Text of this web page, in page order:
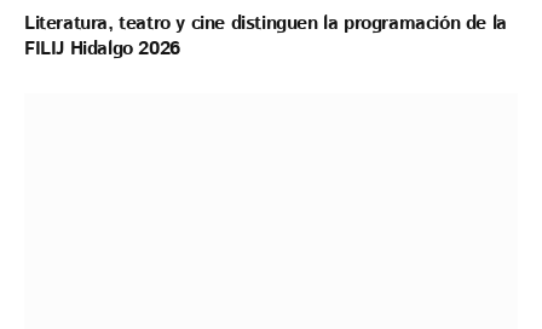
Literatura, teatro y cine distinguen la programación de la
FILIJ Hidalgo 2026